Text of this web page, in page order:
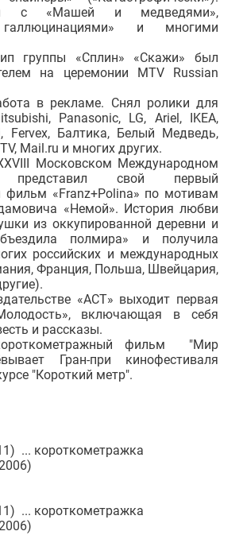
с «Машей и медведями»,
и многими
группы «Сплин» «Скажи» был
на церемонии MTV Russian
в рекламе. Снял ролики для
Panasonic, LG, Ariel, IKEA,
Fervex, Балтика, Белый Медведь,
Mail.ru и многих других.
Московском Международном
представил свой первый
фильм «Franz+Polina» по мотивам
«Немой». История любви
из оккупированной деревни и
полмира» и получила
российских и международных
Франция, Польша, Швейцария,
«АСТ» выходит первая
включающая в себя
и рассказы.
фильм "Мир
Гран-при кинофестиваля
"Короткий метр".
... короткометражка
... короткометражка